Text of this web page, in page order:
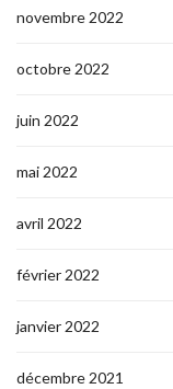
novembre 2022
octobre 2022
juin 2022
mai 2022
avril 2022
février 2022
janvier 2022
décembre 2021